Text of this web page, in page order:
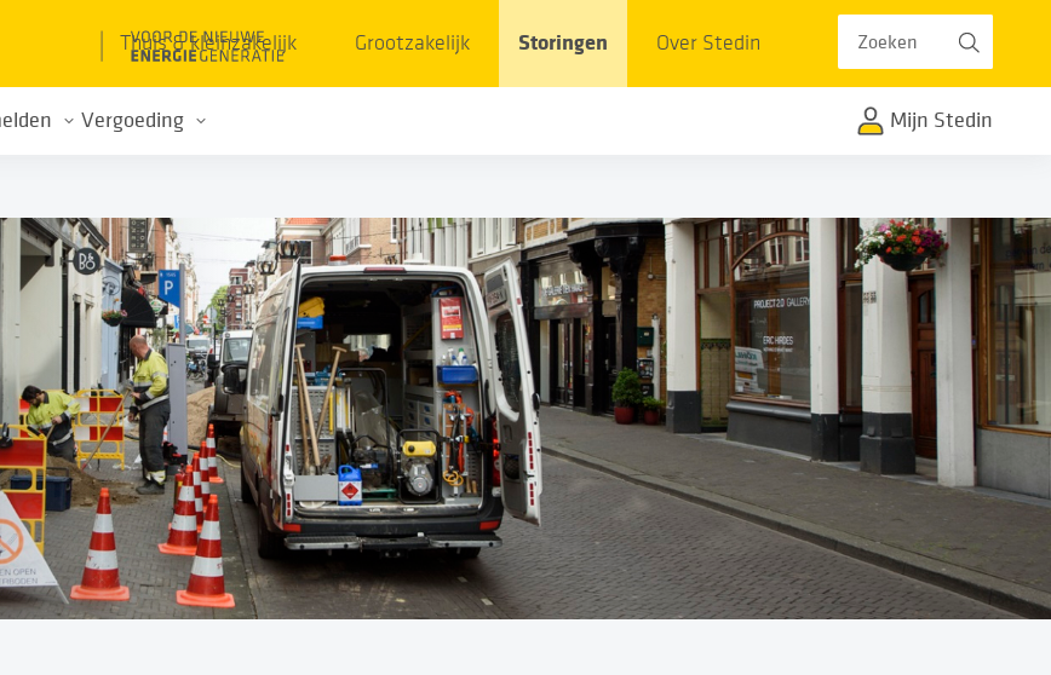
Thuis & kleinzakelijk Grootzakelijk Storingen Over Stedin
Vergoeding
Vergoeding berekenen
IBAN doorgeven
Mijn Stedin